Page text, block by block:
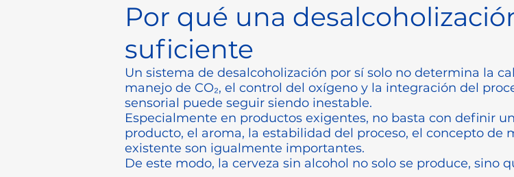
Por qué una
suficiente
Un sistema de desalcoholización por sí solo no determina la
manejo de CO₂, el control del oxígeno y la integración del
sensorial puede seguir siendo inestable.
Especialmente en productos exigentes, no basta con definir
producto, el aroma, la estabilidad del proceso, el concepto
existente son igualmente importantes.
De este modo, la cerveza sin alcohol no solo se produce, sino